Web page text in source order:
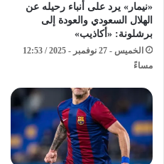
«نيمار» يرد على أنباء رحيله عن
الهلال السعودي والعودة إلى
برشلونة: «أكاذيب»
الخميس - 27 نوفمبر - 2025 / 12:53
مساءً